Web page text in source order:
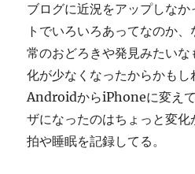
ブログに近況をアップしな
トでいろいろあってなのか
常のおどろきや発見みたい
化が少なくなったからかも
AndroidからiPhoneに変え
ザになったのはちょっと変
拍や睡眠を記録してる。